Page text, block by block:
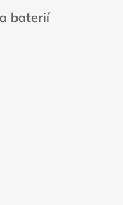
baterií